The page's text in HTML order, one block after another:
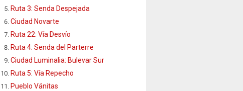
Ruta 3: Senda Despejada
Ciudad Novarte
Ruta 22: Vía Desvío
Ruta 4: Senda del Parterre
Ciudad Luminalia: Bulevar Sur
Ruta 5: Vía Repecho
Pueblo Vánitas